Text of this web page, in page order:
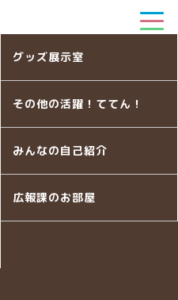
グッズ展示室
その他の活躍！ててん！
みんなの自己紹介
広報課のお部屋